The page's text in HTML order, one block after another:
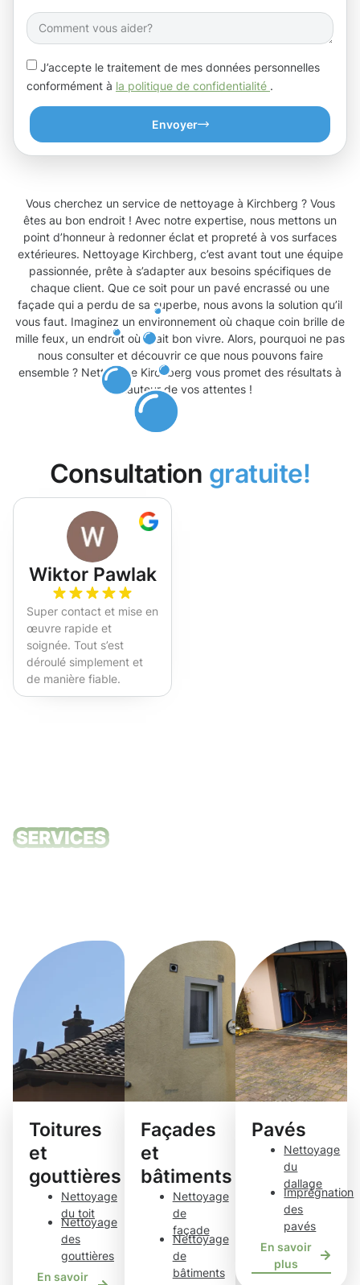
J’accepte le traitement de mes données personnelles
conformément à la politique de confidentialité
Envoyer
Vous cherchez un service de nettoyage à Kirchberg ? Vous
êtes au bon endroit ! Avec notre expertise, nous mettons un
point d’honneur à redonner éclat et propreté à vos surfaces
extérieures. Nettoyage Kirchberg, c’est avant tout une équipe
passionnée, prête à s’adapter aux besoins spécifiques de
chaque client. Que ce soit pour un pavé encrassé ou une
façade qui a perdu de sa superbe, nous avons la solution qu’il
vous faut. Imaginez un environnement où chaque coin brille de
mille feux, un endroit où il fait bon vivre. Alors, pourquoi ne pas
nous consulter et découvrir ce que nous pouvons faire
ensemble ? Nettoyage Kirchberg vous promet des résultats à
la hauteur de vos attentes !
Consultation gratuite!
Wiktor Pawlak
Super contact et mise en
œuvre rapide et
soignée. Tout s’est
déroulé simplement et
de manière fiable.
Fortement recommandé !
Toitures
et
gouttières
Nettoyage
du toit
Nettoyage
des
gouttières
En savoir
Façades
et
bâtiments
Nettoyage
de
façade
Nettoyage
de
bâtiments
Pavés
Nettoyage
du
dallage
Imprégnation
des
pavés
En savoir
plus